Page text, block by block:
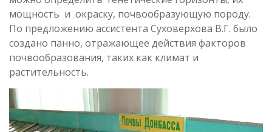
мощность и окраску, почвообразующую породу.
По предложению ассистента Суховерхова В.Г. было
создано панно, отражающее действия факторов
почвообразования, таких как климат и
растительность.